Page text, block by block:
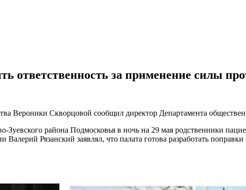
ответственность за применение силы
Вероники Скворцовой сообщил директор Департамента
района Подмосковья в ночь на 29 мая родственники
Валерий Рязанский заявлял, что палата готова разработать